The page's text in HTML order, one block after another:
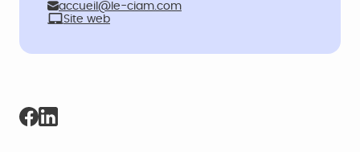
accueil@le-ciam.com
Site web